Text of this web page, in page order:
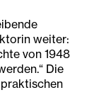
weiter:
von 1948
Die